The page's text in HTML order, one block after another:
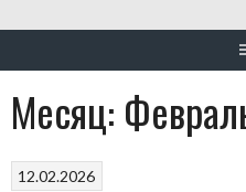
Месяц:
12.02.2026